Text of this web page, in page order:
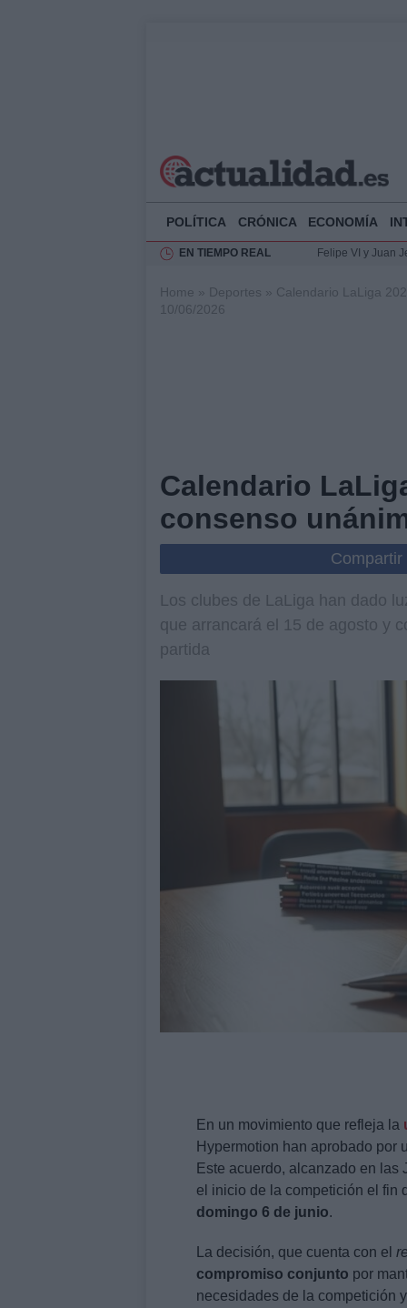
POLÍTICA CRÓNICA ECONOMÍA
EN TIEMPO REAL
Felipe VI y Juan
El Rey de
Home » Deportes » Calendario LaLiga
10/06/2026
Calendario
consenso
Los clubes de LaLiga han dado
que arrancará el 15 de agosto y
partida
En un movimiento que refleja la
Hypermotion han aprobado por
Este acuerdo, alcanzado en
el inicio de la competición el fin
domingo 6 de junio.
La decisión, que cuenta con el
compromiso conjunto por
necesidades de la competición